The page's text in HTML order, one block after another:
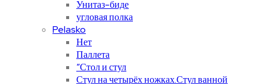
Унитаз-биде
угловая полка
Pelasko
Нет
Паллета
“Стол и стул
Стул на четырёх ножках.Стул ванной